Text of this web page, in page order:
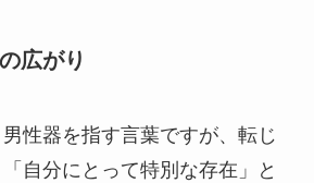
広がり
性器を指す言葉ですが、転じ
自分にとって特別な存在」と